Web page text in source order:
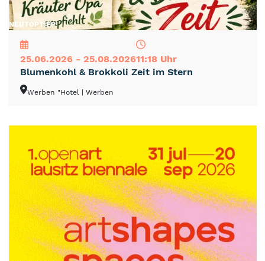
NEUTOPTIPP
25.06.2026 - 25.08.202611:18 Uhr
Blumenkohl & Brokkoli Zeit im Stern
Werben "Hotel | Werben